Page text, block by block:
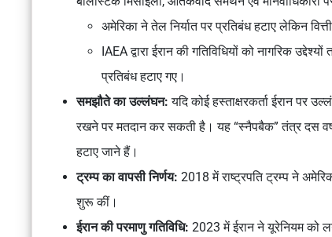
अमेरिका ने तेल निर्यात पर प्रतिबंध हटाए लेकिन
IAEA द्वारा ईरान की गतिविधियों को नागरिक
प्रतिबंध हटाए गए।
समझौते का उल्लंघन: यदि कोई हस्ताक्षरकर्ता ईरान पर
रखने पर मतदान कर सकती है। यह “स्नैपबैक” तंत्र दस
हटाए जाने हैं।
ट्रम्प का वापसी निर्णय: 2018 में राष्ट्रपति ट्रम्प ने
शुरू कीं।
ईरान की परमाणु गतिविधि: 2023 में ईरान ने यूरेनियम को